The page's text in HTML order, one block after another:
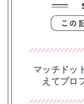
マッチドッ
えてプロ